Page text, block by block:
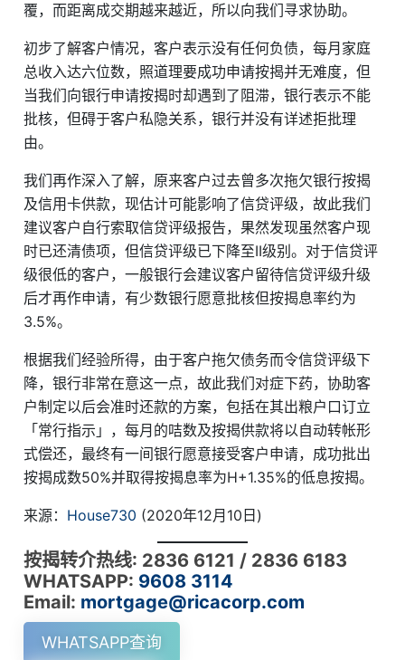
覆，而距离成交期越来越近，所以向我们寻求协助。
初步了解客户情况，客户表示没有任何负债，每月家庭
总收入达六位数，照道理要成功申请按揭并无难度，但
当我们向银行申请按揭时却遇到了阻滞，银行表示不能
批核，但碍于客户私隐关系，银行并没有详述拒批理
由。
我们再作深入了解，原来客户过去曾多次拖欠银行按揭
及信用卡供款，现估计可能影响了信贷评级，故此我们
建议客户自行索取信贷评级报告，果然发现虽然客户现
时已还清债项，但信贷评级已下降至II级别。对于信贷评
级很低的客户，一般银行会建议客户留待信贷评级升级
后才再作申请，有少数银行愿意批核但按揭息率约为
3.5%。
根据我们经验所得，由于客户拖欠债务而令信贷评级下
降，银行非常在意这一点，故此我们对症下药，协助客
户制定以后会准时还款的方案，包括在其出粮户口订立
「常行指示」，每月的咭数及按揭供款将以自动转帐形
式偿还，最终有一间银行愿意接受客户申请，成功批出
按揭成数50%并取得按揭息率为H+1.35%的低息按揭。
来源： House730 (2020年12月10日)
按揭转介热线: 2836 6121 / 2836 6183
WHATSAPP: 9608 3114
Email: mortgage@ricacorp.com
WHATSAPP查询